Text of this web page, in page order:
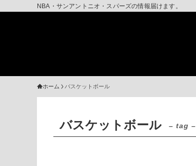
NBA・サンアントニオ・スパーズの情報届けます。
ホーム バスケットボール
バスケットボール – tag –